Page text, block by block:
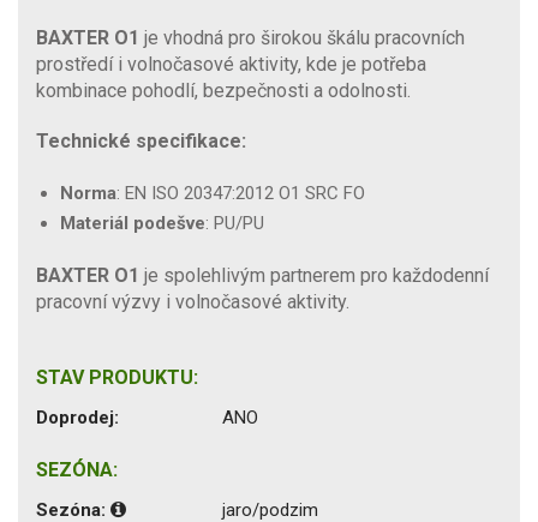
BAXTER O1 je vhodná pro širokou škálu pracovních
prostředí i volnočasové aktivity, kde je potřeba
kombinace pohodlí, bezpečnosti a odolnosti.
Technické specifikace:
Norma: EN ISO 20347:2012 O1 SRC FO
Materiál podešve: PU/PU
BAXTER O1 je spolehlivým partnerem pro každodenní
pracovní výzvy i volnočasové aktivity.
STAV PRODUKTU:
Doprodej: ANO
SEZÓNA:
Sezóna: jaro/podzim